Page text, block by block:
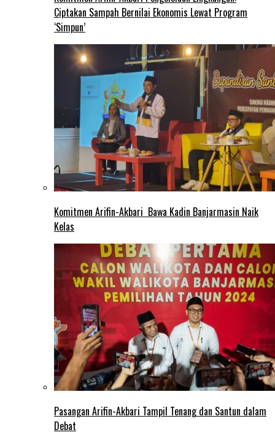
Ciptakan Sampah Bernilai Ekonomis Lewat Program
‘Simpun’
Komitmen Arifin-Akbari Bawa Kadin Banjarmasin Naik
Kelas
Pasangan Arifin-Akbari Tampil Tenang dan Santun dalam
Debat